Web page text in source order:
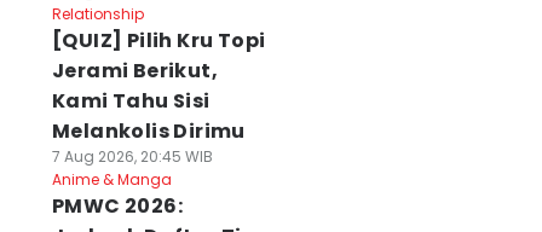
Relationship
[QUIZ] Pilih Kru Topi
Jerami Berikut,
Kami Tahu Sisi
Melankolis Dirimu
7 Aug 2026, 20:45 WIB
Anime & Manga
PMWC 2026: